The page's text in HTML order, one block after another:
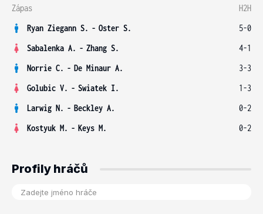
Zápas
H2H
Ryan Ziegann S. - Oster S.
5-0
Sabalenka A. - Zhang S.
4-1
Norrie C. - De Minaur A.
3-3
Golubic V. - Swiatek I.
1-3
Larwig N. - Beckley A.
0-2
Kostyuk M. - Keys M. 0-2
Profily hráčů